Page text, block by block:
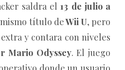
saldra el13 de julio a
título deWii U, pero
y contara con niveles
Mario Odyssey. El juego